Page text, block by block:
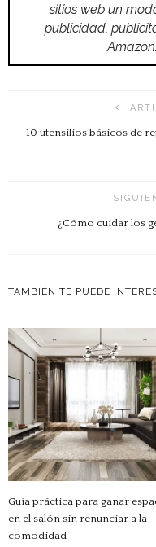
sitios web un
publicidad,
10 utensilios básicos de
¿Cómo cuidar los
TAMBIÉN TE PUEDE
Guía práctica para ganar
en el salón sin renunciar a la
comodidad